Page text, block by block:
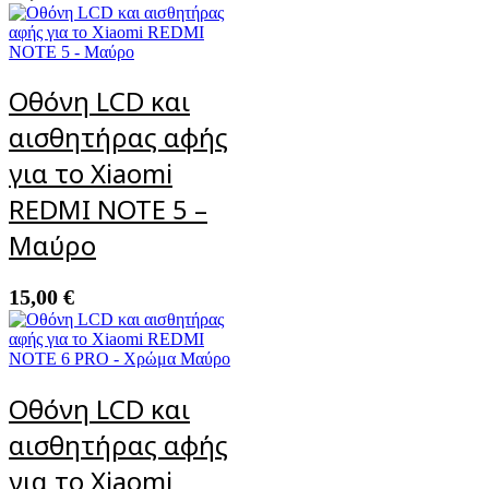
Οθόνη LCD και
αισθητήρας αφής
για το Xiaomi
REDMI NOTE 5 –
Μαύρο
15,00 €
Οθόνη LCD και
αισθητήρας αφής
για το Xiaomi